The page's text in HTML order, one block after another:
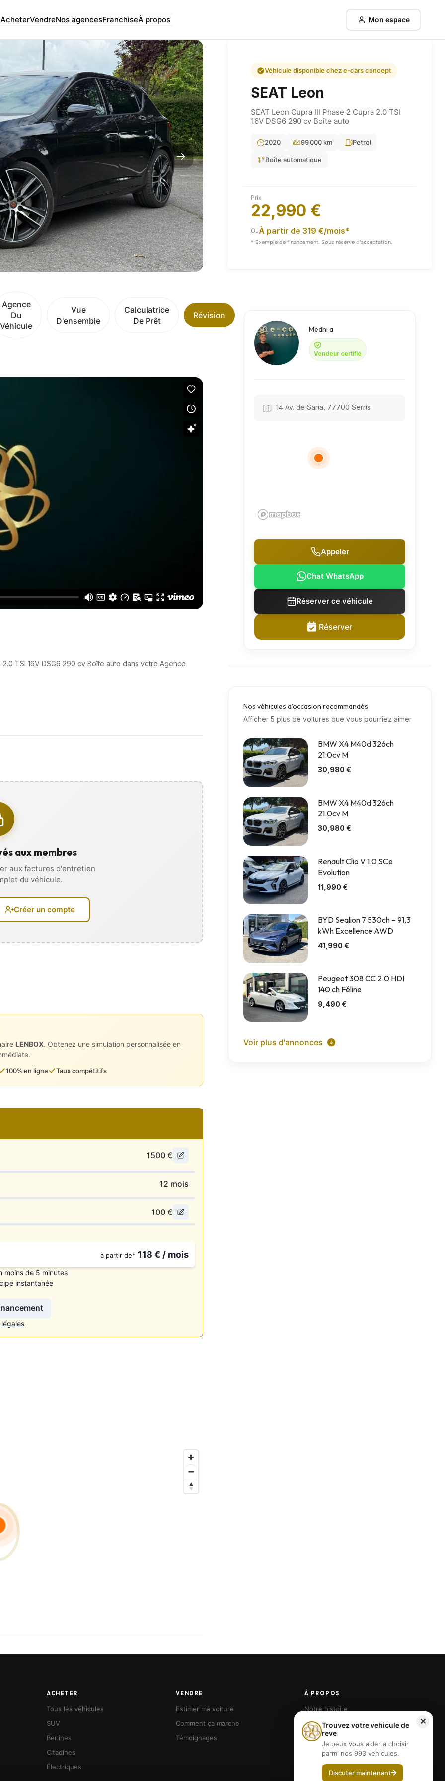
AcheterVendreNos agencesFranchiseÀ propos Mon espace
Agence
Du
Véhicule
Vue
D'ensemble
Calculatrice
De Prêt
Révision
TSI 16V DSG6 290 cv Boîte auto dans votre Agence
vidéos, et recevez
déplacer !
carburant, édition de votre carte grise (hors chevaux
aux membres
aux factures d'entretien
du véhicule.
Créer un compte
LENBOX. Obtenez une simulation personnalisée en
100% en ligne Taux compétitifs
1500 €
12 mois
100 €
à partir de* 118 € / mois
moins de 5 minutes
instantanée
Véhicule disponible chez e-cars concept
SEAT Leon
SEAT Leon Cupra III Phase 2 Cupra 2.0 TSI
16V DSG6 290 cv Boîte auto
2020 99 000 km Petrol
Boîte automatique
Prix
22,990 €
OuÀ partir de 319 €/mois*
* Exemple de financement. Sous réserve d'acceptation.
Medhi a
Vendeur certifié
14 Av. de Saria, 77700 Serris
Appeler
Chat WhatsApp
Réserver ce véhicule
Réserver
Nos véhicules d'occasion recommandés
Afficher 5 plus de voitures que vous pourriez aimer
BMW X4 M40d 326ch
21.0cv M
30,980 €
BMW X4 M40d 326ch
21.0cv M
30,980 €
Renault Clio V 1.0 SCe
Evolution
11,990 €
BYD Sealion 7 530ch – 91,3
kWh Excellence AWD
41,990 €
Peugeot 308 CC 2.0 HDI
140 ch Féline
9,490 €
Voir plus d'annonces
ACHETER
Tous les véhicules
SUV
Berlines
Citadines
Électriques
VENDRE
Estimer ma voiture
Comment ça marche
Témoignages
À PROPOS
Notre histoire
Nos agences
Devenir franchisé
✕
Trouvez votre vehicule de
reve
Je peux vous aider a choisir
parmi nos 993 vehicules.
Discuter maintenant